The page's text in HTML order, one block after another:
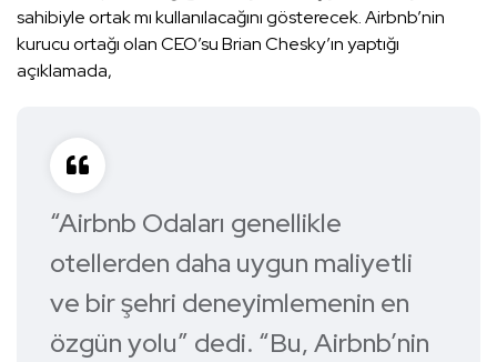
sahibiyle ortak mı kullanılacağını gösterecek. Airbnb’nin
kurucu ortağı olan CEO’su Brian Chesky’ın yaptığı
açıklamada,
“Airbnb Odaları genellikle
otellerden daha uygun maliyetli
ve bir şehri deneyimlemenin en
özgün yolu” dedi. “Bu, Airbnb’nin